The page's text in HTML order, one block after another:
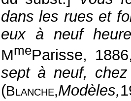
dans les rues et
eux à neuf
MmeParisse, 1886
sept à neuf,
(Blanche,Modèles,